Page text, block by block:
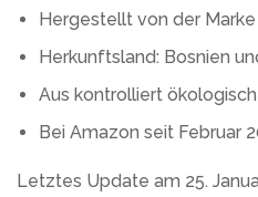
Hergestellt von der Marke
Herkunftsland: Bosnien
Aus kontrolliert
Bei Amazon seit Februar
Letztes Update am 25.